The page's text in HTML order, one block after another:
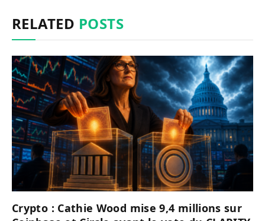
RELATED POSTS
Crypto : Cathie Wood mise 9,4 millions sur